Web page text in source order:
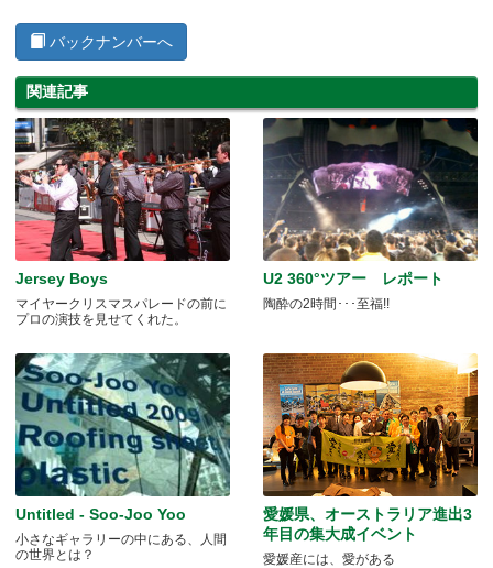
バックナンバーへ
関連記事
Jersey Boys
マイヤークリスマスパレードの前に
プロの演技を見せてくれた。
U2 360°ツアー レポート
陶酔の2時間･･･至福!!
Untitled - Soo-Joo Yoo
小さなギャラリーの中にある、人間
の世界とは？
愛媛県、オーストラリア進出3
年目の集大成イベント
愛媛産には、愛がある